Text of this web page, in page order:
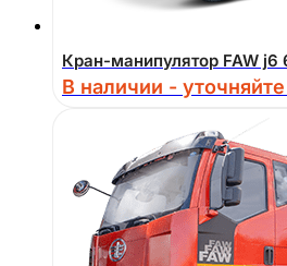
Кран-манипулятор FAW j6
В наличии - уточняйте